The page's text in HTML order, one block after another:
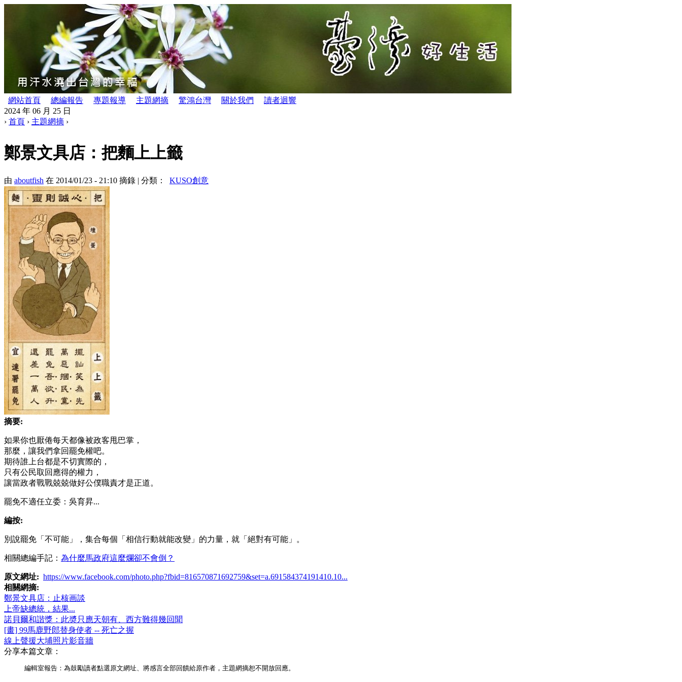
網站首頁 總編報告 專題報導 主題網摘 驚鴻台灣 關於我們
讀者迴響
2024 年 06 月 25 日
› 首頁 › 主題網摘 ›
鄭景文具店：把麵上上籤
由 aboutfish 在 2014/01/23 - 21:10 摘錄 | 分類： KUSO創意
摘要:
如果你也厭倦每天都像被政客甩巴掌，
那麼，讓我們拿回罷免權吧。
期待誰上台都是不切實際的，
只有公民取回應得的權力，
讓當政者戰戰兢兢做好公僕職責才是正道。
罷免不適任立委：吳育昇...
編按:
別說罷免「不可能」，集合每個「相信行動就能改變」的力量，就「絕對有可能」。
相關總編手記： 為什麼馬政府這麼爛卻不會倒？
原文網址: https://www.facebook.com/photo.php?fbid=816570871692759&set=a.691584374191410.10...
相關網摘:
鄭景文具店：止核画談
上帝缺總統，結果...
諾貝爾和諧獎：此奬只應天朝有、西方難得幾回聞
[畫] 99馬鹿野郎替身使者 -- 死亡之握
線上聲援大埔照片影音牆
分享本篇文章：
編輯室報告：為鼓勵讀者點選原文網址、將感言全部回饋給原作者，主題網摘恕不開放回應。